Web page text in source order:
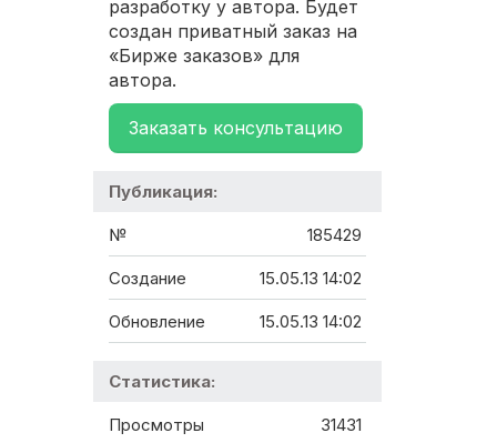
разработку у автора. Будет
создан приватный заказ на
«Бирже заказов» для
автора.
Заказать консультацию
Публикация:
№ 185429
Создание 15.05.13 14:02
Обновление 15.05.13 14:02
Статистика:
Просмотры 31431